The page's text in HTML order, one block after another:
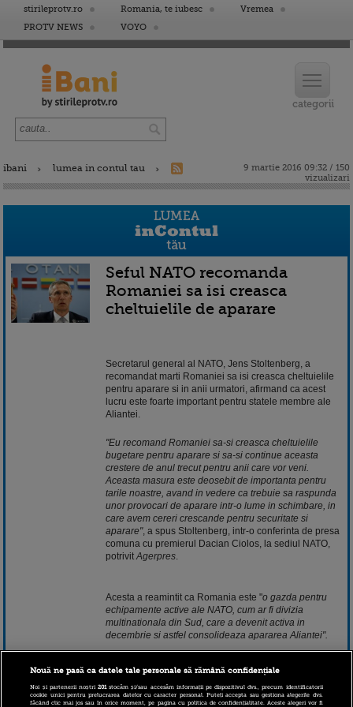
stirileprotv.ro Romania, te iubesc
Vremea
PROTV NEWS
VOYO
ibani lumea in contul tau
9 martie 2016 09:32 / 150
vizualizari
Seful NATO recomanda
Romaniei sa isi creasca
cheltuielile de aparare
Secretarul general al NATO, Jens Stoltenberg, a
recomandat marti Romaniei sa isi creasca cheltuielile
pentru aparare si in anii urmatori, afirmand ca acest
lucru este foarte important pentru statele membre ale
Aliantei.
"Eu recomand Romaniei sa-si creasca cheltuielile
bugetare pentru aparare si sa-si continue aceasta
crestere de anul trecut pentru anii care vor veni.
Aceasta masura este deosebit de importanta pentru
tarile noastre, avand in vedere ca trebuie sa raspunda
unor provocari de aparare intr-o lume in schimbare, in
care avem cereri crescande pentru securitate si
aparare", a spus Stoltenberg, intr-o conferinta de presa
comuna cu premierul Dacian Ciolos, la sediul NATO,
potrivit Agerpres
Acesta a reamintit ca Romania este "o gazda pentru
echipamente active ale NATO, cum ar fi divizia
multinationala din Sud, care a devenit activa in
decembrie si astfel consolideaza apararea Aliantei".
"Anul trecut, am vizitat unitatea NATO de la Bucuresti,
una dintre cele sase baze pe care le desfasuram in
Europa Centrala si de Est. Aceasta baza va asigura ca
Nouă ne pasă ca datele tale personale să rămână confidențiale
Noi și partenerii noștri201stocăm și/sau accesăm informații pe dispozitivul dvs., precum identificatorii
cookie unici pentru prelucrarea datelor cu caracter personal. Puteți accepta sau gestiona alegerile dvs.
făcând clic mai jos sau în orice moment, pe pagina cu politica de confidențialitate. Aceste alegeri vor fi